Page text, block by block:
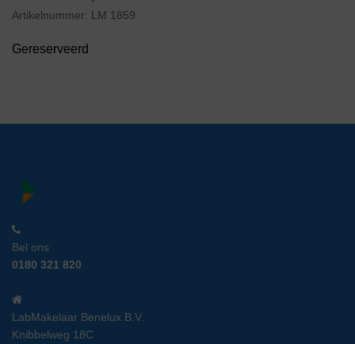
Artikelnummer: LM 1859
Gereserveerd
Bel ons
0180 321 820
LabMakelaar Benelux B.V.
Knibbelweg 18C